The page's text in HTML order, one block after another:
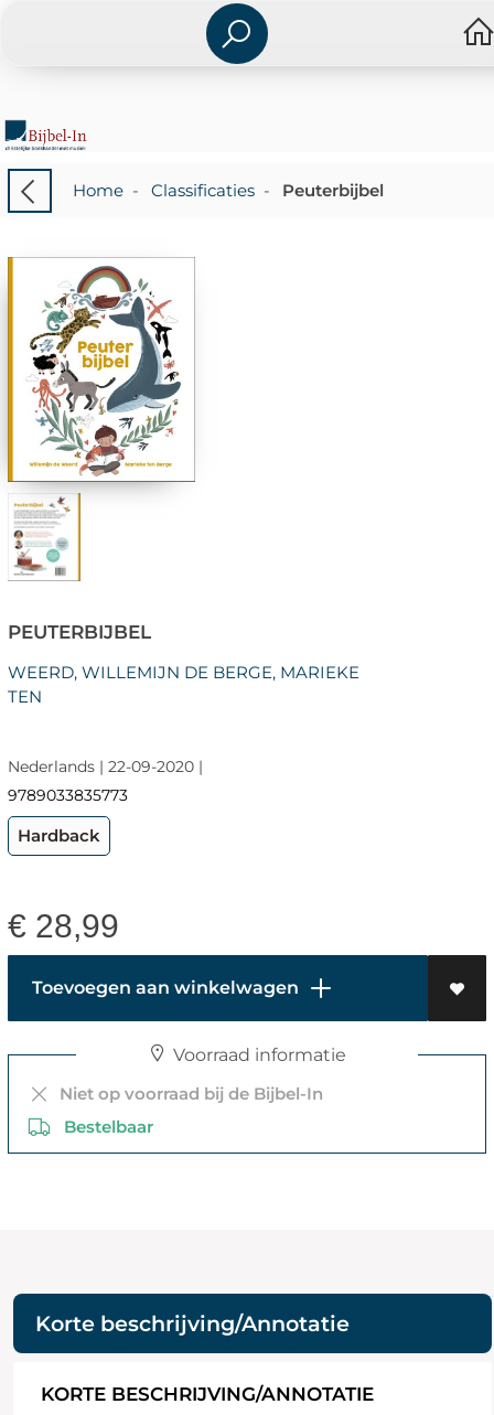
Home- Classificaties- Peuterbijbel
PEUTERBIJBEL
WEERD, WILLEMIJN DE BERGE, MARIEKE
TEN
Nederlands | 22-09-2020 |
9789033835773
Hardback
€ 28,99
Toevoegen aan winkelwagen
Voorraad informatie
Niet op voorraad bij de Bijbel-In
Bestelbaar
Korte beschrijving/Annotatie
KORTE BESCHRIJVING/ANNOTATIE